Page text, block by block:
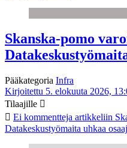
Skanska-pomo
Pääkategoria Infra
Kirjoitettu 5. elokuuta 2026,
Tilaajille
Ei kommentteja artikkeliin
Datakeskustyömaita uhkaa